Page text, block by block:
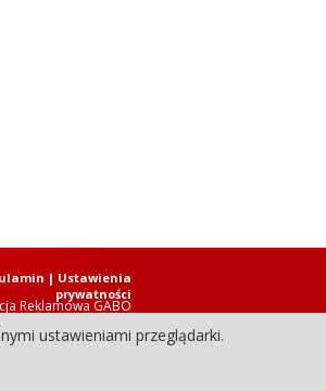
Reklamowa GABO
prawa zastrzeżone.
| Ustawienia
prywatności
ustawieniami przeglądarki.